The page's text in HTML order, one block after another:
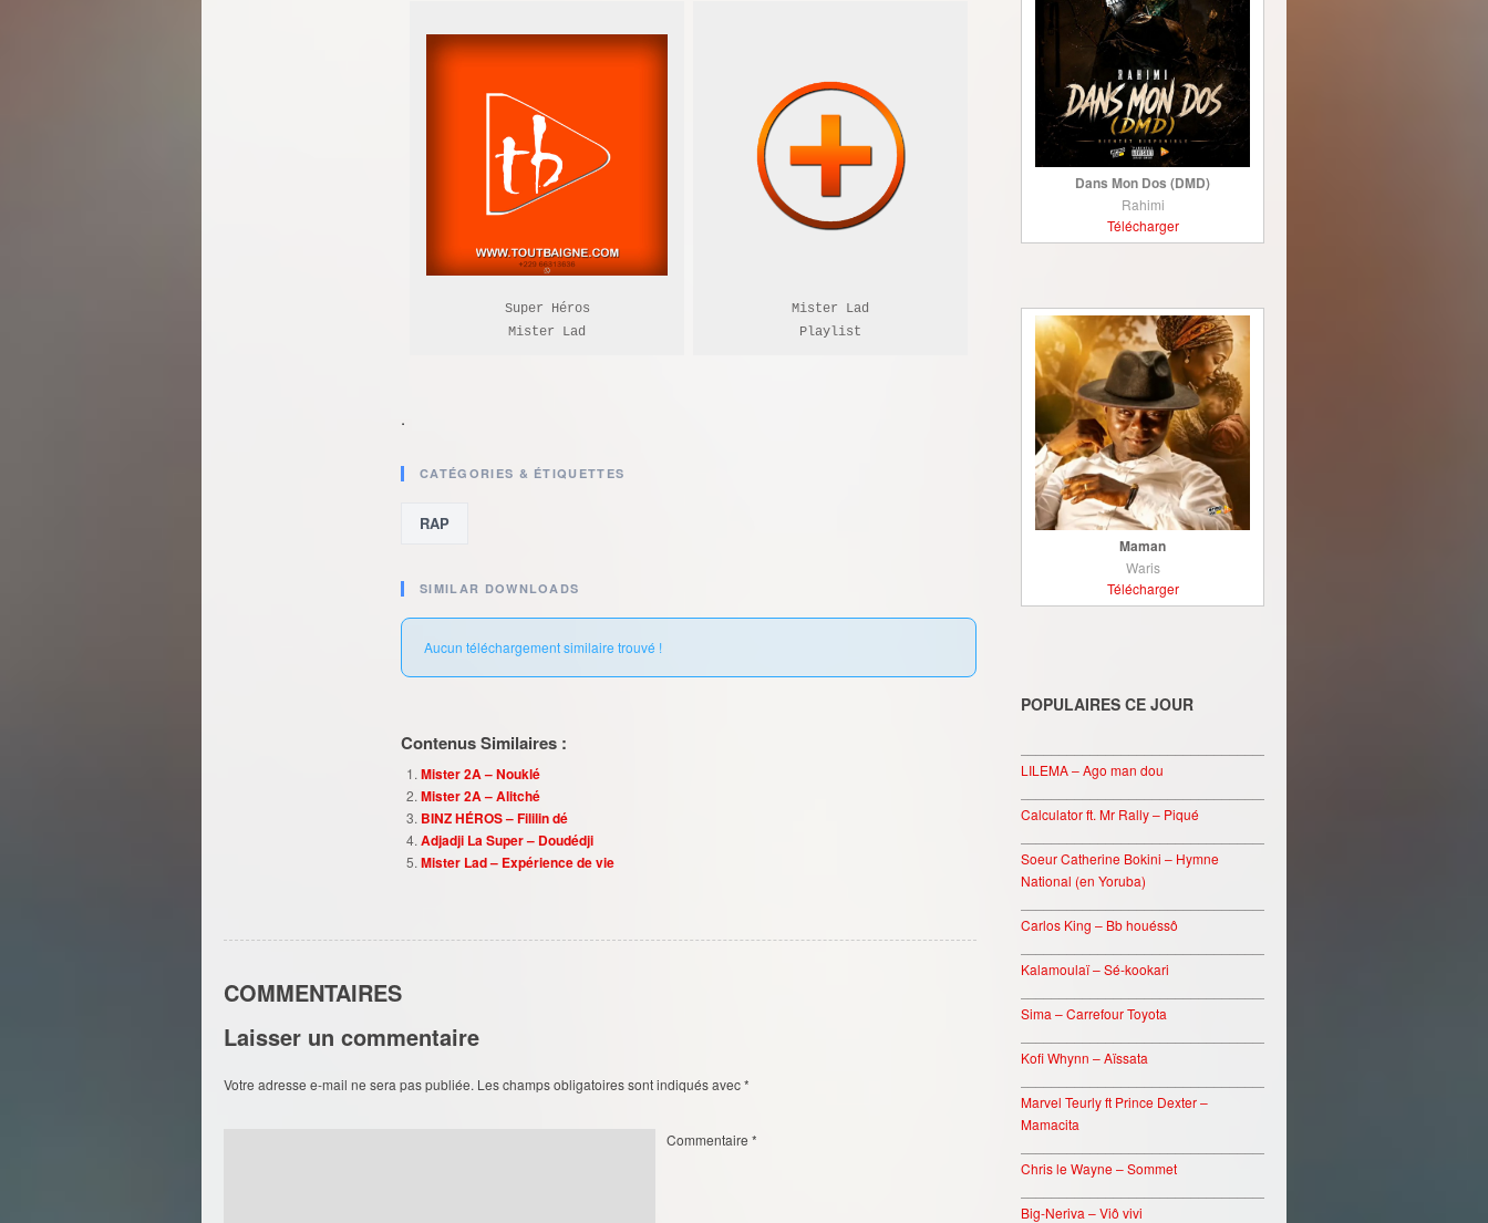
Super Héros
Mister Lad
Mister Lad
Playlist
.
CATÉGORIES & ÉTIQUETTES
RAP
SIMILAR DOWNLOADS
Aucun téléchargement similaire trouvé !
Contenus Similaires :
Mister 2A – Nouklé
Mister 2A – Alitché
BINZ HÉROS – Fililin dé
Adjadji La Super – Doudédji
Mister Lad – Expérience de vie
COMMENTAIRES
Laisser un commentaire
Votre adresse e-mail ne sera pas publiée. Les champs obligatoires sont indiqués avec*
Commentaire *
Dans Mon Dos (DMD)
Rahimi
Télécharger
Maman
Waris
Télécharger
POPULAIRES CE JOUR
LILEMA – Ago man dou
Calculator ft. Mr Rally – Piqué
Soeur Catherine Bokini – Hymne
National (en Yoruba)
Carlos King – Bb houéssô
Kalamoulaï – Sé-kookari
Sima – Carrefour Toyota
Kofi Whynn – Aïssata
Marvel Teurly ft Prince Dexter –
Mamacita
Chris le Wayne – Sommet
Big-Neriva – Viô vivi